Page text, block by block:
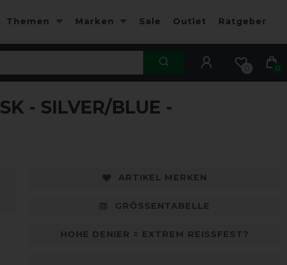
Themen Marken Sale Outlet Ratgeber
0 0
- SILVER/BLUE -
ARTIKEL MERKEN
GRÖSSENTABELLE
HOHE DENIER = EXTREM REISSFEST?